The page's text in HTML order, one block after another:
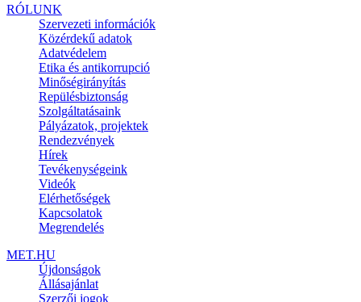
RÓLUNK
Szervezeti információk
Közérdekű adatok
Adatvédelem
Etika és antikorrupció
Minőségirányítás
Repülésbiztonság
Szolgáltatásaink
Pályázatok, projektek
Rendezvények
Hírek
Tevékenységeink
Videók
Elérhetőségek
Kapcsolatok
Megrendelés
MET.HU
Újdonságok
Állásajánlat
Szerzői jogok